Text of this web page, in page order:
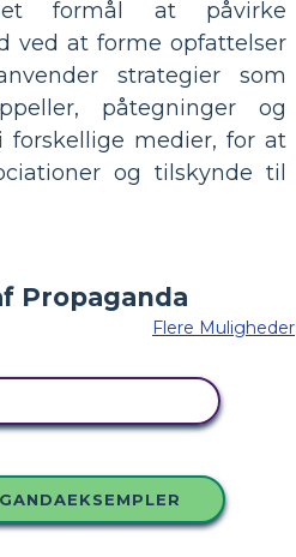
formål at påvirke
ved at forme opfattelser
strategier som
påtegninger og
forskellige medier, for at
og tilskynde til
Flere Muligheder